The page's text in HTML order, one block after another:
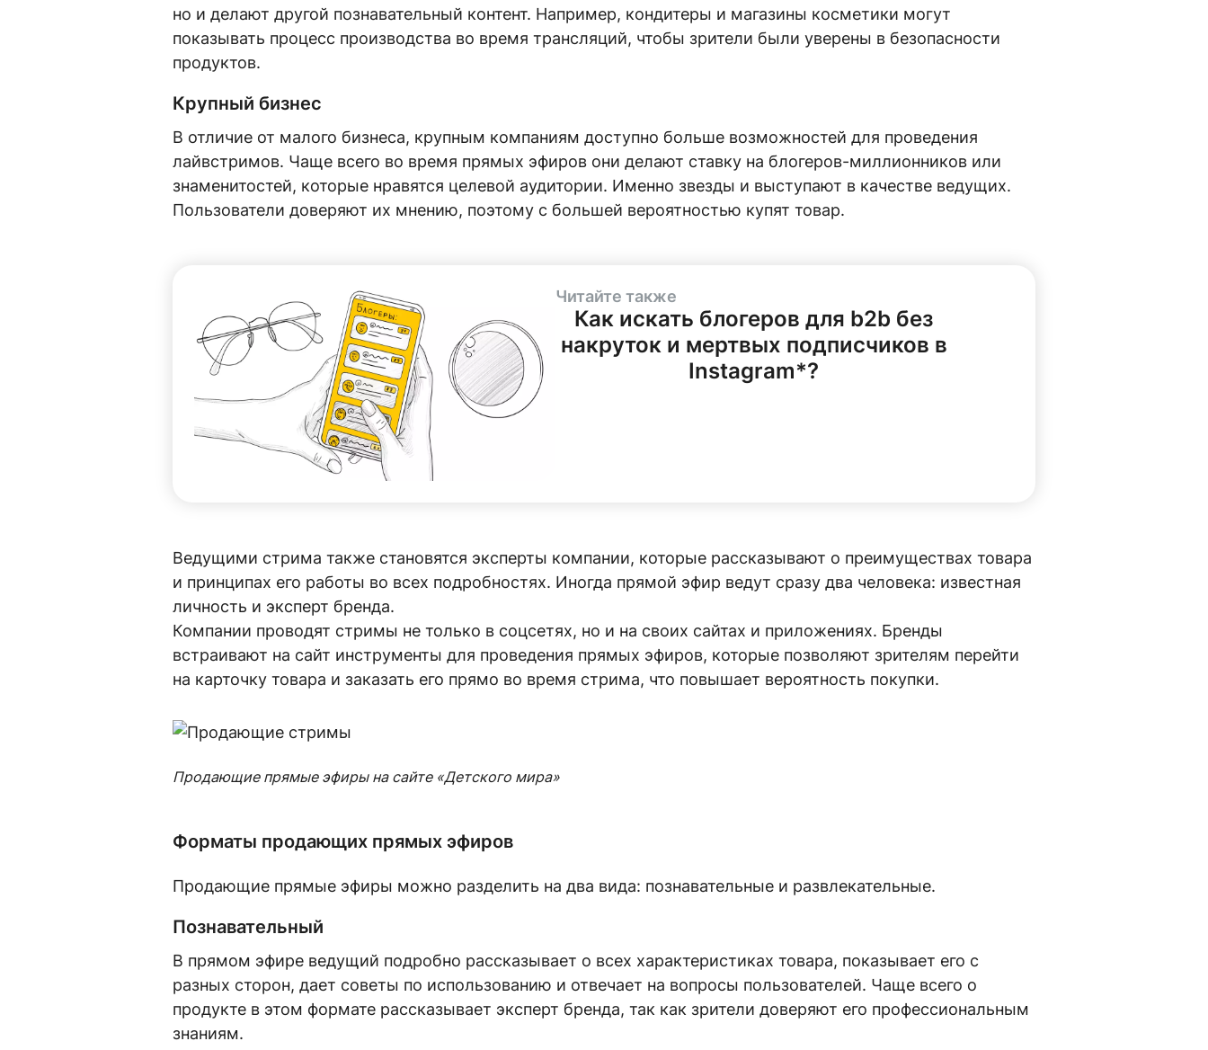
но и делают другой познавательный контент. Например, кондитеры и магазины косметики могут
показывать процесс производства во время трансляций, чтобы зрители были уверены в безопасности
продуктов.
Крупный бизнес
В отличие от малого бизнеса, крупным компаниям доступно больше возможностей для проведения
лайвстримов. Чаще всего во время прямых эфиров они делают ставку на блогеров-миллионников или
знаменитостей, которые нравятся целевой аудитории. Именно звезды и выступают в качестве ведущих.
Пользователи доверяют их мнению, поэтому с большей вероятностью купят товар.
Читайте также
Как искать блогеров для b2b без
накруток и мертвых подписчиков в
Instagram*?
Ведущими стрима также становятся эксперты компании, которые рассказывают о преимуществах товара
и принципах его работы во всех подробностях. Иногда прямой эфир ведут сразу два человека: известная
личность и эксперт бренда.
Компании проводят стримы не только в соцсетях, но и на своих сайтах и приложениях. Бренды
встраивают на сайт инструменты для проведения прямых эфиров, которые позволяют зрителям перейти
на карточку товара и заказать его прямо во время стрима, что повышает вероятность покупки.
Продающие прямые эфиры на сайте «Детского мира»
Форматы продающих прямых эфиров
Продающие прямые эфиры можно разделить на два вида: познавательные и развлекательные.
Познавательный
В прямом эфире ведущий подробно рассказывает о всех характеристиках товара, показывает его с
разных сторон, дает советы по использованию и отвечает на вопросы пользователей. Чаще всего о
продукте в этом формате рассказывает эксперт бренда, так как зрители доверяют его профессиональным
знаниям.